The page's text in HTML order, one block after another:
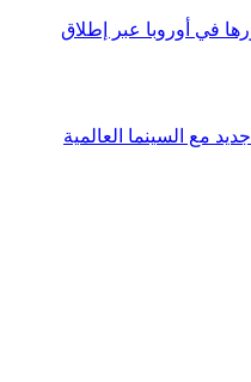
في أوروبا عبر إطلاق
مع السينما العالمية